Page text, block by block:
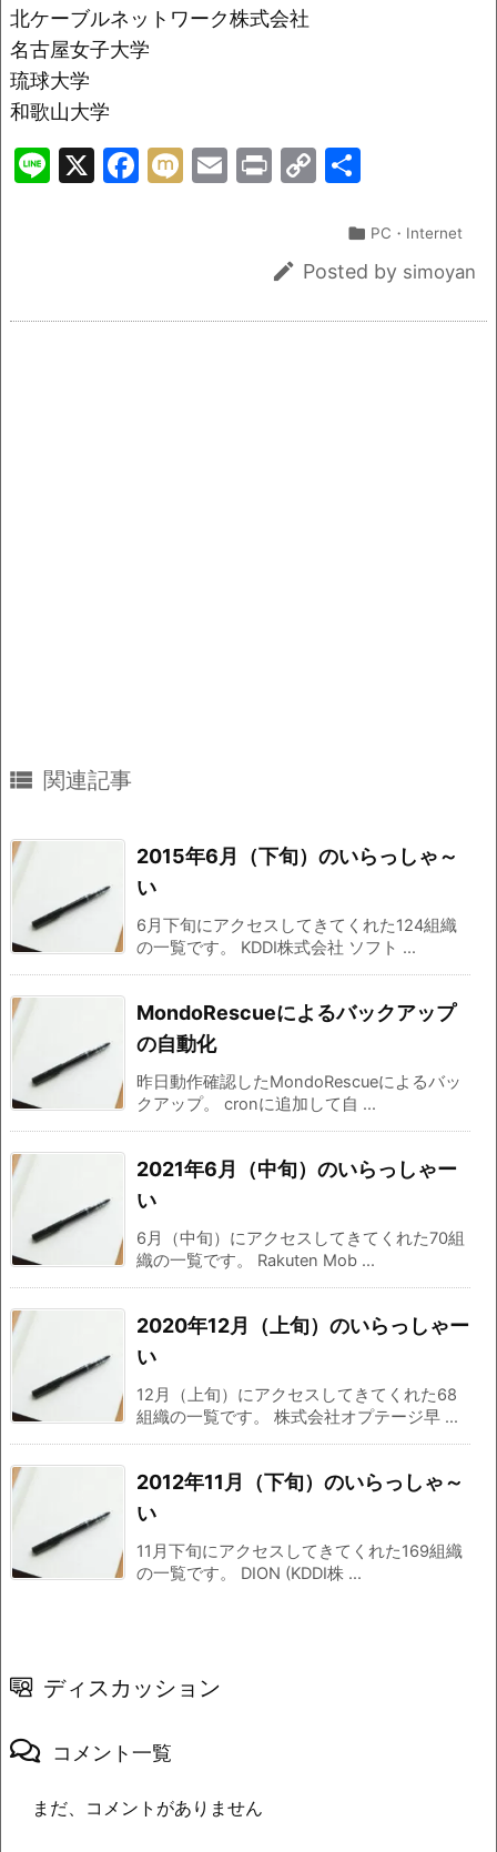
北ケーブルネットワーク株式会社
名古屋女子大学
琉球大学
和歌山大学
Li X
F
M E
Pr C
y
 PC・Internet
 Posted by simoyan
 関連記事
2015年6月（下旬）のいらっしゃ～
い
6月下旬にアクセスしてきてくれた124組織
の一覧です。 KDDI株式会社 ソフト ...
MondoRescueによるバックアップ
の自動化
昨日動作確認したMondoRescueによるバッ
クアップ。 cronに追加して自 ...
2021年6月（中旬）のいらっしゃー
い
6月（中旬）にアクセスしてきてくれた70組
織の一覧です。 Rakuten Mob ...
2020年12月（上旬）のいらっしゃー
い
12月（上旬）にアクセスしてきてくれた68
組織の一覧です。 株式会社オプテージ早 ...
2012年11月（下旬）のいらっしゃ～
い
11月下旬にアクセスしてきてくれた169組織
の一覧です。 DION (KDDI株 ...
ディスカッション
コメント一覧
まだ、コメントがありません